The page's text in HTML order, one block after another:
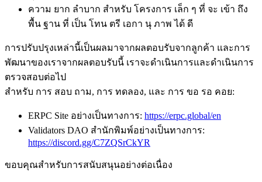
ความ ยาก ลําบาก สําหรับ โครงการ เล็ก ๆ ที่ จะ เข้า ถึง
พื้น ฐาน ที่ เป็น โทน ตรี เอกา นุ ภาพ ได้ ดี
การปรับปรุงเหล่านี้เป็นผลมาจากผลตอบรับจากลูกค้า และการ
พัฒนาของเราจากผลตอบรับนี้ เราจะดําเนินการและดําเนินการ
ตรวจสอบต่อไป
สําหรับ การ สอบ ถาม, การ ทดลอง, และ การ ขอ รอ คอย:
ERPC Site อย่างเป็นทางการ: https://erpc.global/en
Validators DAO สํานักพิมพ์อย่างเป็นทางการ:
https://discord.gg/C7ZQSrCkYR
ขอบคุณสําหรับการสนับสนุนอย่างต่อเนื่อง